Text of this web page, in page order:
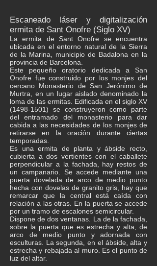
Escaneado láser y digitalización
ermita de Sant Onofre (Siglo XV)
La ermita de Sant Onofre se encuentra
ubicada en el entorno natural de la Sierra
de la Marina, municipio de Badalona en la
provincia de Barcelona.
Este pequeño oratorio dedicada a San
Onofre fue construido por los monjes del
cercano Monasterio de San Jerónimo de
Murtra, en un lugar aislado denominado la
loma de las ermitas. Edificada en el siglo XV
(1498-1501) se construyeron como parte
del entramado del monasterio para dar
cabida a las necesidades de los monjes de
retirarse en la oración durante ciertas
temporadas.
Es una ermita de planta y ábside recto,
cubierta a dos vertientes con el caballete
perpendicular a la fachada, hay restos de
un campanario. Se accede mediante una
puerta dovelada de arco de medio punto
hecha con dovelas de granito gris, hay que
remarcar que la central está caída con
relación a las otras. En la puerta se accede
por un tramo de escalones semicircular.
Dispone de dos ventanas. La de la fachada,
sobre la puerta que es estrecha y alta, de
arco de medio punto y adornada con
esculturas. La segunda, en el ábside, alta y
estrecha y rebajada al muro. Es el punto de
luz del altar.